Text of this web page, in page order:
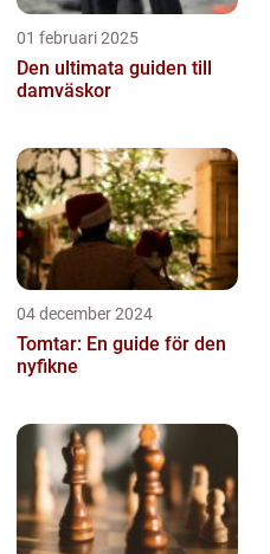
01 februari 2025
Den ultimata guiden till
damväskor
04 december 2024
Tomtar: En guide för den
nyfikne